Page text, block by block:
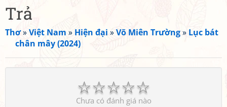
Trả
Thơ»Việt Nam » Hiện đại »Võ Miên Trường» Lục bát
chân mây (2024)
☆
☆
☆
☆
☆
Chưa có đánh giá nào